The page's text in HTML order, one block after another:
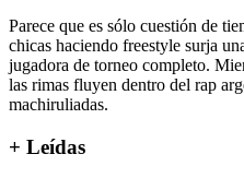
Parece que es sólo cuestión de
chicas haciendo freestyle surja
jugadora de torneo completo.
las rimas fluyen dentro del rap
machiruliadas.
+ Leídas